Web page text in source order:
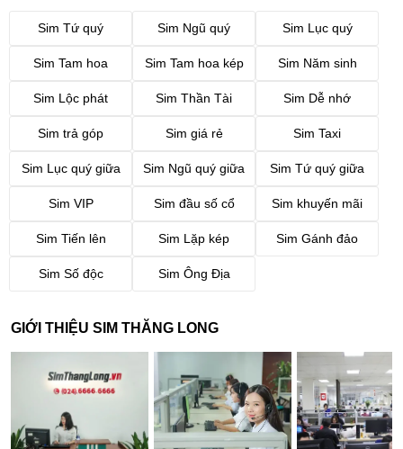
Sim Tứ quý Sim Ngũ quý Sim Lục quý
Sim Tam hoa Sim Tam hoa kép Sim Năm sinh
Sim Lộc phát Sim Thần Tài Sim Dễ nhớ
Sim trả góp Sim giá rẻ Sim Taxi
Sim Lục quý giữa Sim Ngũ quý giữa Sim Tứ quý giữa
Sim VIP Sim đầu số cổ Sim khuyến mãi
Sim Tiến lên Sim Lặp kép Sim Gánh đảo
Sim Số độc Sim Ông Địa
GIỚI THIỆU SIM THĂNG LONG